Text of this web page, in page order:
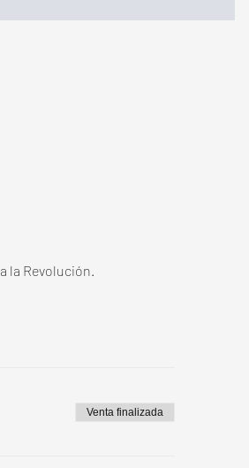
la Revolución.
Venta finalizada